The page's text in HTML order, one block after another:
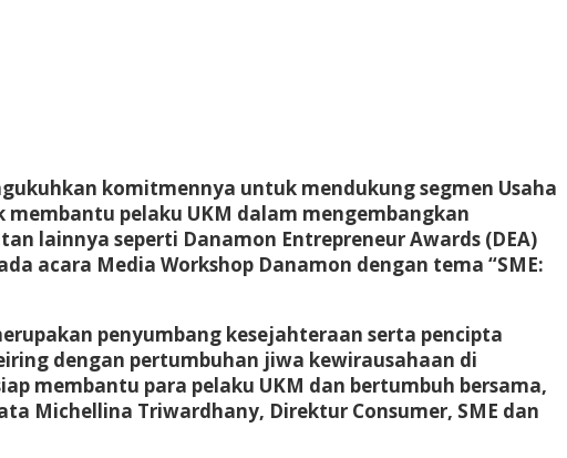
komitmennya untuk mendukung segmen Usaha
pelaku UKM dalam mengembangkan
lainnya seperti Danamon Entrepreneur Awards (DEA)
acara Media Workshop Danamon dengan tema “SME:
penyumbang kesejahteraan serta pencipta
dengan pertumbuhan jiwa kewirausahaan di
membantu para pelaku UKM dan bertumbuh bersama,
Michellina Triwardhany, Direktur Consumer, SME dan